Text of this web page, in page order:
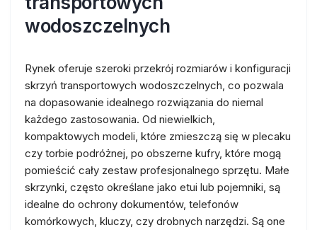
wodoszczelnych
Rynek oferuje szeroki przekrój rozmiarów i konfiguracji
skrzyń transportowych wodoszczelnych, co pozwala
na dopasowanie idealnego rozwiązania do niemal
każdego zastosowania. Od niewielkich,
kompaktowych modeli, które zmieszczą się w plecaku
czy torbie podróżnej, po obszerne kufry, które mogą
pomieścić cały zestaw profesjonalnego sprzętu. Małe
skrzynki, często określane jako etui lub pojemniki, są
idealne do ochrony dokumentów, telefonów
komórkowych, kluczy, czy drobnych narzędzi. Są one